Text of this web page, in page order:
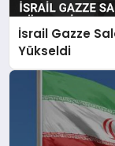
İsrail Gazze
Yükseldi